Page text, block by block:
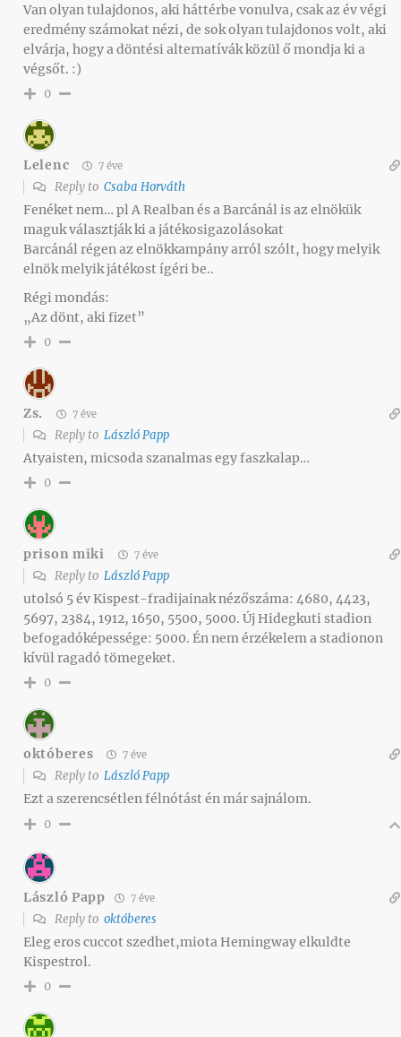
Van olyan tulajdonos, aki háttérbe vonulva, csak az év végi
eredmény számokat nézi, de sok olyan tulajdonos volt, aki
elvárja, hogy a döntési alternatívák közül ő mondja ki a
végsőt. :)
0
Lelenc 7 éve
Reply to Csaba Horváth
Fenéket nem… pl A Realban és a Barcánál is az elnökük
maguk választják ki a játékosigazolásokat
Barcánál régen az elnökkampány arról szólt, hogy melyik
elnök melyik játékost ígéri be..
Régi mondás:
„Az dönt, aki fizet”
0
Zs. 7 éve
Reply to László Papp
Atyaisten, micsoda szanalmas egy faszkalap…
0
prison miki 7 éve
Reply to László Papp
utolsó 5 év Kispest-fradijainak nézőszáma: 4680, 4423,
5697, 2384, 1912, 1650, 5500, 5000. Új Hidegkuti stadion
befogadóképessége: 5000. Én nem érzékelem a stadionon
kívül ragadó tömegeket.
0
októberes 7 éve
Reply to László Papp
Ezt a szerencsétlen félnótást én már sajnálom.
0
László Papp 7 éve
Reply to októberes
Eleg eros cuccot szedhet,miota Hemingway elkuldte
Kispestrol.
0